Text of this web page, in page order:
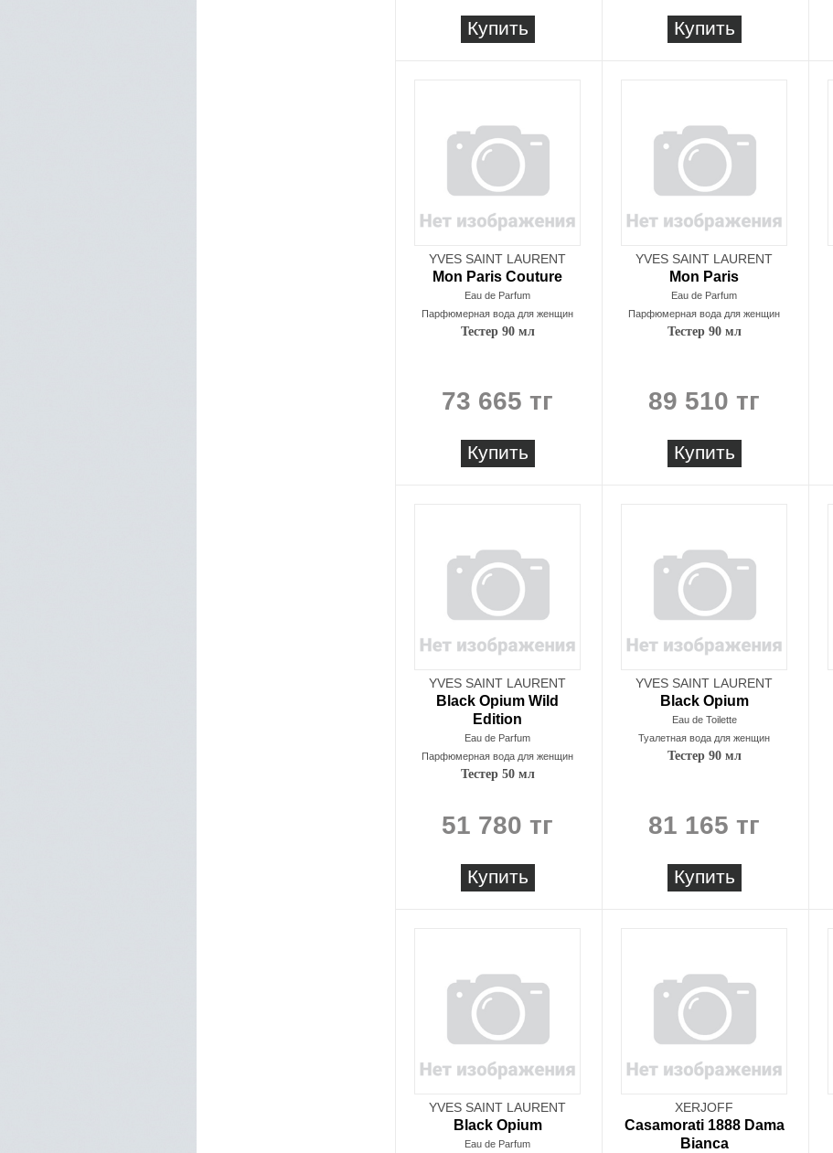
Купить Купить
YVES SAINT LAURENT
Mon Paris Couture
Eau de Parfum
Парфюмерная вода для женщин
Тестер 90 мл
73 665 тг
Купить
YVES SAINT LAURENT
Mon Paris
Eau de Parfum
Парфюмерная вода для женщин
Тестер 90 мл
89 510 тг
Купить
YVES SAINT LAURENT
Black Opium Wild
Edition
Eau de Parfum
Парфюмерная вода для женщин
Тестер 50 мл
51 780 тг
Купить
YVES SAINT LAURENT
Black Opium
Eau de Toilette
Туалетная вода для женщин
Тестер 90 мл
81 165 тг
Купить
YVES SAINT LAURENT
Black Opium
Eau de Parfum
XERJOFF
Casamorati 1888 Dama
Bianca